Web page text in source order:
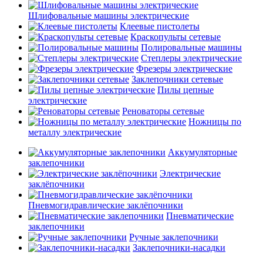
Шлифовальные машины электрические
Клеевые пистолеты
Краскопульты сетевые
Полировальные машины
Степлеры электрические
Фрезеры электрические
Заклепочники сетевые
Пилы цепные
электрические
Реноваторы сетевые
Ножницы по
металлу электрические
Аккумуляторные
заклепочники
Электрические
заклёпочники
Пневмогидравлические заклёпочники
Пневматические
заклепочники
Ручные заклепочники
Заклепочники-насадки